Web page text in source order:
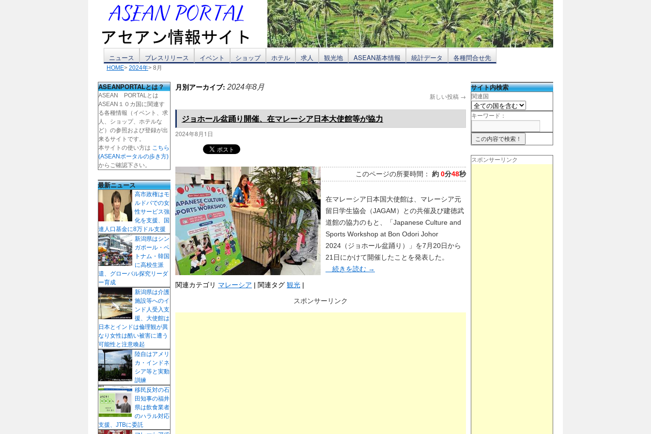
テ
ン
ツ
へ
ス
キ
ッ
プ
ニュース プレスリリース イベント ショップ ホテル 求人 観光地 ASEAN基本情報 統計データ 各種問合せ先
HOME> 2024年> 8月
月別アーカイブ: 2024年8月
新しい投稿 →
ジョホール盆踊り開催、在マレーシア日本大使館等が協力
2024年8月1日
このページの所要時間： 約 0分48秒
在マレーシア日本国大使館は、マレーシア元
留日学生協会（JAGAM）との共催及び建徳武
道館の協力のもと、「Japanese Culture and
Sports Workshop at Bon Odori Johor
2024（ジョホール盆踊り）」を7月20日から
21日にかけて開催したことを発表した。
続きを読む →
関連カテゴリ マレーシア | 関連タグ 観光 |
スポンサーリンク
ASEANPORTALとは？
ASEAN PORTALとは
ASEAN１０カ国に関連す
る各種情報（イベント、求
人、ショップ、ホテルな
ど）の参照および登録が出
来るサイトです。
本サイトの使い方は こちら
(ASEANポータルの歩き方)
からご確認下さい。
最新ニュース
高市政権はモ
ルドバでの女
性サービス強
化を支援、国
連人口基金に8万ドル支援
新潟県はシン
ガポール・ベ
トナム・韓国
に高校生派
遣、グローバル探究リーダ
ー育成
新潟県は介護
施設等へのイ
ンド人受入支
援、大使館は
日本とインドは倫理観が異
なり女性は酷い被害に遭う
可能性と注意喚起
陸自はアメリ
カ・インドネ
シア等と実動
訓練
移民反対の石
田知事の福井
県は飲食業者
のハラル対応
支援、JTBに委託
サイト内検索
関連国
キーワード：
スポンサーリンク